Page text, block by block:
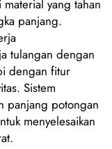
yang tahan
panjang.
tulangan dengan
dengan fitur
Sistem
panjang potongan
menyelesaikan